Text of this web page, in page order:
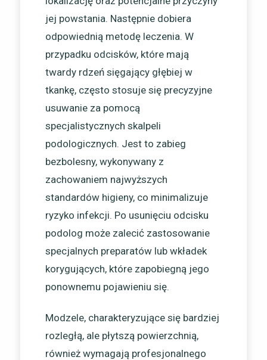
jej powstania. Następnie dobiera
odpowiednią metodę leczenia. W
przypadku odcisków, które mają
twardy rdzeń sięgający głębiej w
tkankę, często stosuje się precyzyjne
usuwanie za pomocą
specjalistycznych skalpeli
podologicznych. Jest to zabieg
bezbolesny, wykonywany z
zachowaniem najwyższych
standardów higieny, co minimalizuje
ryzyko infekcji. Po usunięciu odcisku
podolog może zalecić zastosowanie
specjalnych preparatów lub wkładek
korygujących, które zapobiegną jego
ponownemu pojawieniu się.
Modzele, charakteryzujące się bardziej
rozległą, ale płytszą powierzchnią,
również wymagają profesjonalnego